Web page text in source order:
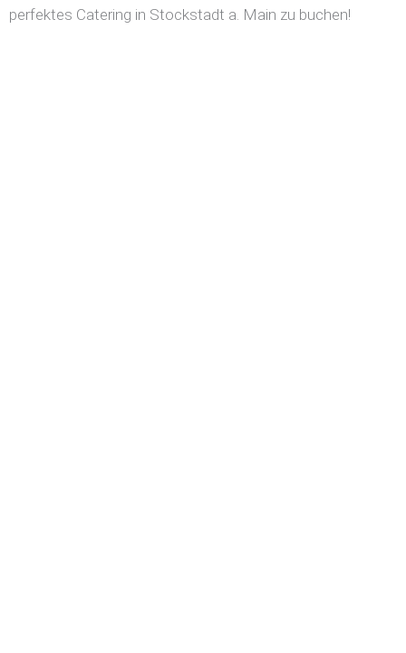
perfektes Catering in Stockstadt a. Main zu buchen!